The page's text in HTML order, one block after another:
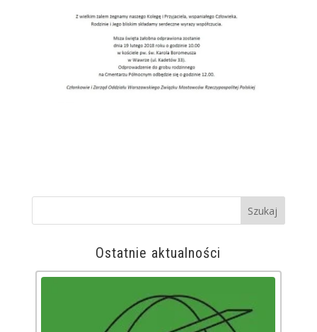
Ostatnie aktualności